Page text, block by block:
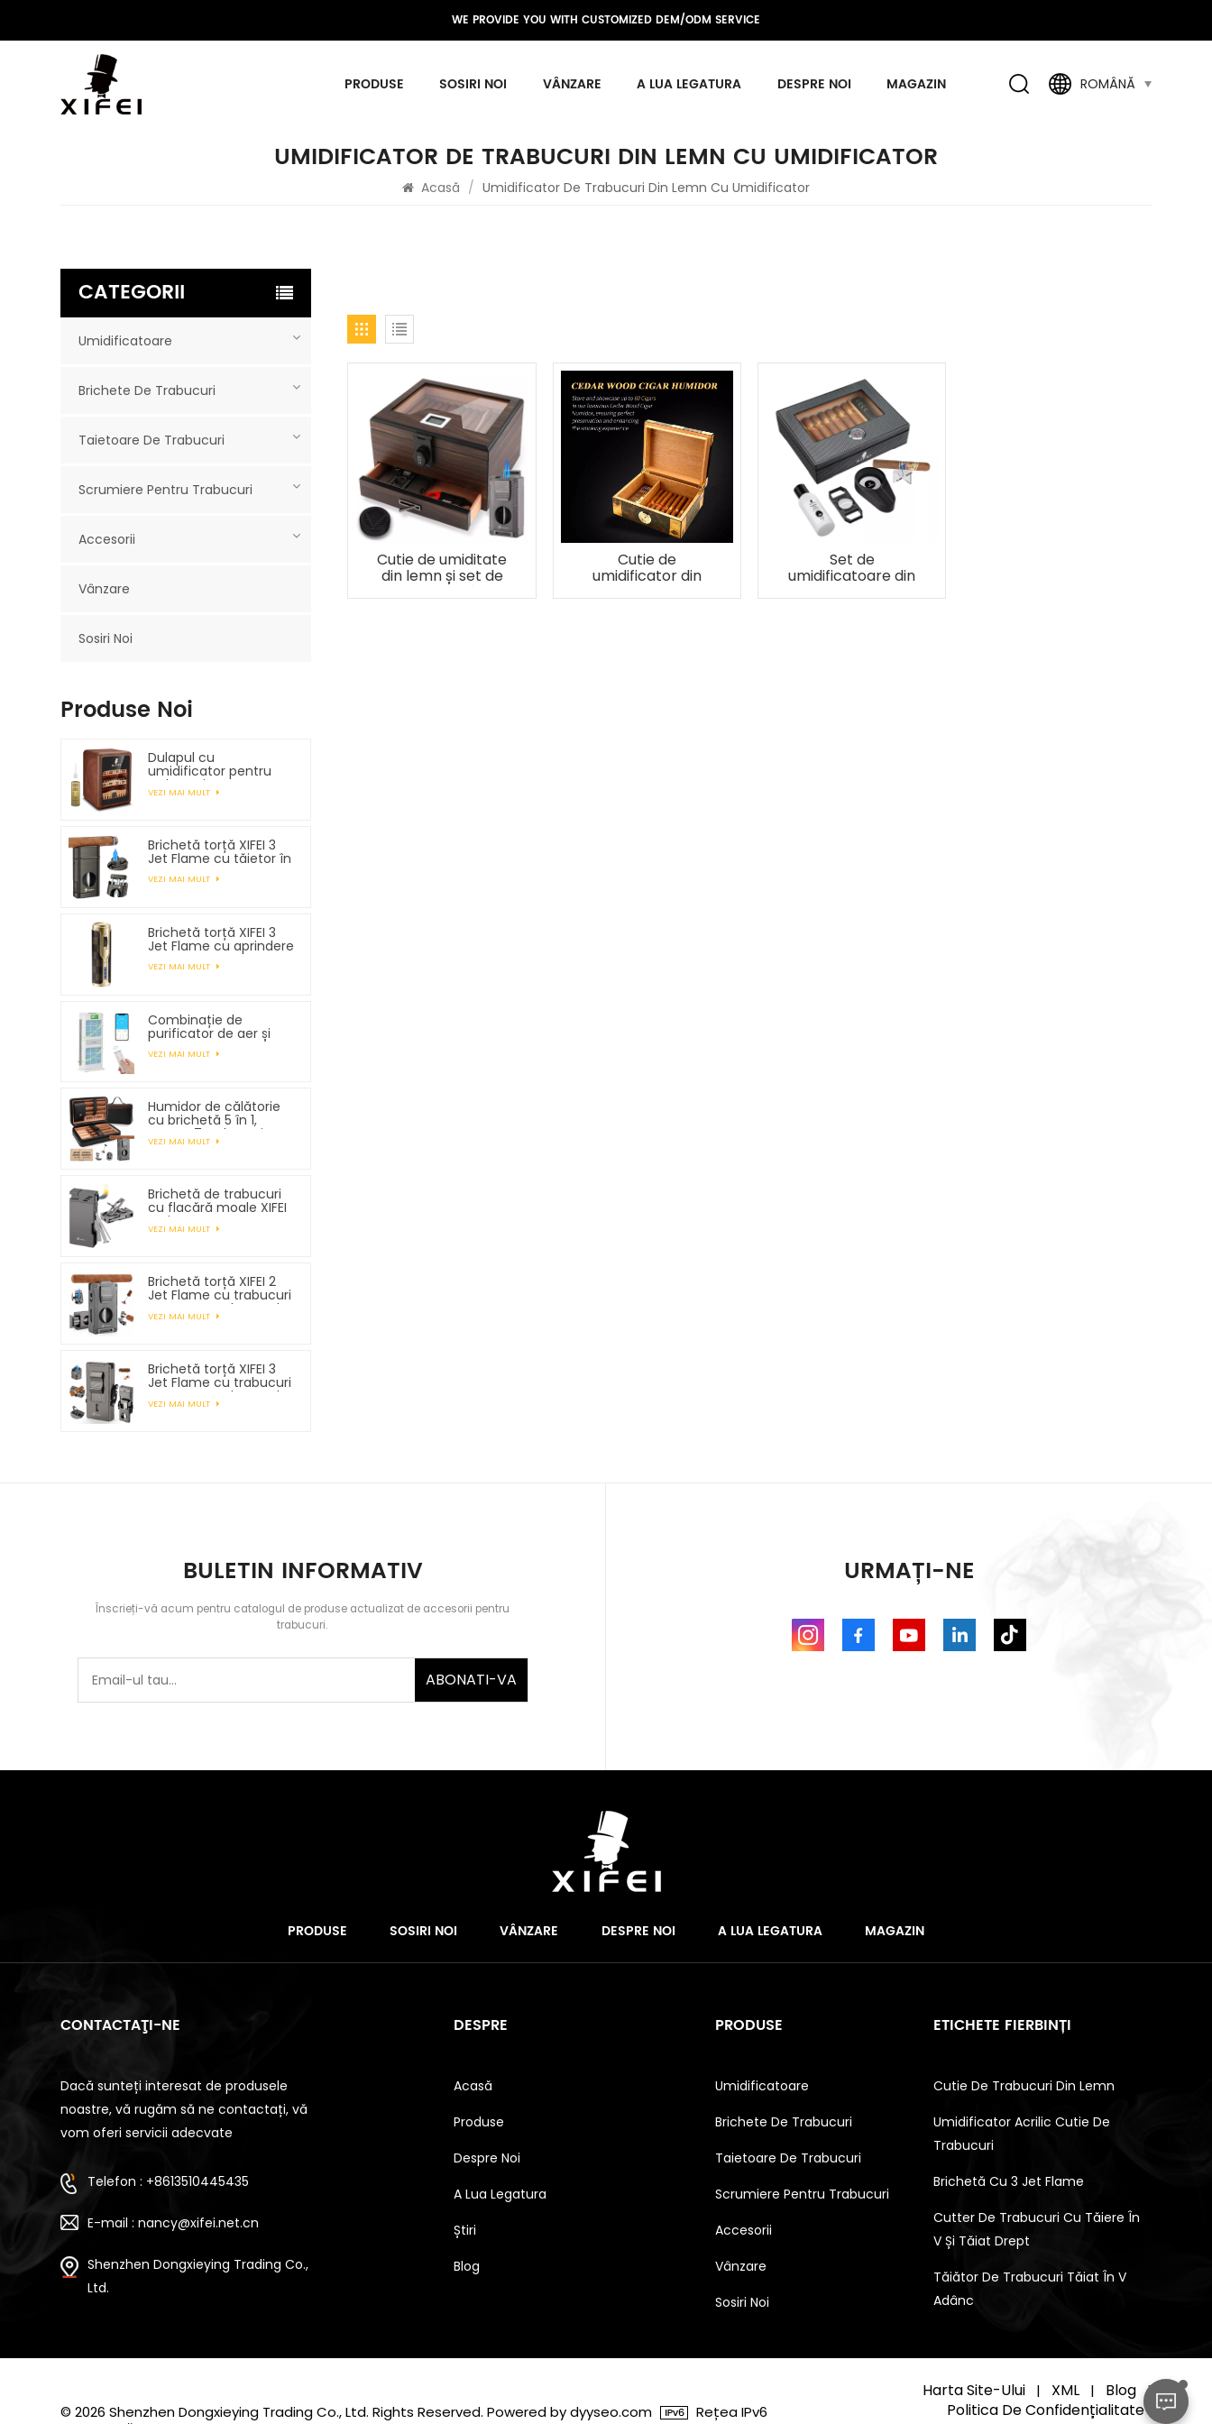
WE PROVIDE YOU WITH CUSTOMIZED DEM/ODM SERVICE
PRODUSE SOSIRI NOI VÂNZARE A LUA LEGATURA DESPRE NOI MAGAZIN ROMÂNĂ
UMIDIFICATOR DE TRABUCURI DIN LEMN CU UMIDIFICATOR
Acasă / Umidificator De Trabucuri Din Lemn Cu Umidificator
Cutie de umiditate
din lemn și set de
brichete 5 în 1
Cutie de
umidificator din
Set de
umidificatoare din
CATEGORII
Umidificatoare
Brichete De Trabucuri
Taietoare De Trabucuri
Scrumiere Pentru Trabucuri
Accesorii
Vânzare
Sosiri Noi
Produse Noi
Dulapul cu
umidificator pentru
trabucuri XIFEI poate
conține până la 150 de
VEZI MAI MULT
Brichetă torță XIFEI 3
Jet Flame cu tăietor în
VEZI MAI MULT
Brichetă torță XIFEI 3
Jet Flame cu aprindere
VEZI MAI MULT
Combinație de
purificator de aer și
umidificator XIFEI
VEZI MAI MULT
Humidor de călătorie
cu brichetă 5 în 1,
pentru 7 trabucuri
VEZI MAI MULT
Brichetă de trabucuri
cu flacără moale XIFEI
cu instrumente pentru
țevi
VEZI MAI MULT
Brichetă torță XIFEI 2
Jet Flame cu trabucuri
Vcutter Punch Stand
Draw Enhancer
VEZI MAI MULT
Brichetă torță XIFEI 3
Jet Flame cu trabucuri
Vcutter Punch Stand
Draw Enhancer
VEZI MAI MULT
BULETIN INFORMATIV
Înscrieți-vă acum pentru catalogul de produse actualizat de accesorii pentru
trabucuri.
ABONATI-VA
URMAȚI-NE
PRODUSE SOSIRI NOI VÂNZARE DESPRE NOI A LUA LEGATURA MAGAZIN
CONTACTAŢI-NE
Dacă sunteți interesat de produsele
noastre, vă rugăm să ne contactați, vă
vom oferi servicii adecvate
Telefon : +8613510445435
E-mail : nancy@xifei.net.cn
Shenzhen Dongxieying Trading Co.,
Ltd.
DESPRE
Acasă
Produse
Despre Noi
A Lua Legatura
Știri
Blog
PRODUSE
Umidificatoare
Brichete De Trabucuri
Taietoare De Trabucuri
Scrumiere Pentru Trabucuri
Accesorii
Vânzare
Sosiri Noi
ETICHETE FIERBINȚI
Cutie De Trabucuri Din Lemn
Umidificator Acrilic Cutie De
Trabucuri
Brichetă Cu 3 Jet Flame
Cutter De Trabucuri Cu Tăiere În
V Și Tăiat Drept
Tăiător De Trabucuri Tăiat În V
Adânc
© 2026 Shenzhen Dongxieying Trading Co., Ltd. Rights Reserved. Powered by dyyseo.com
Rețea IPv6
Harta Site-Ului | XML | Blog |
Politica De Confidențialitate